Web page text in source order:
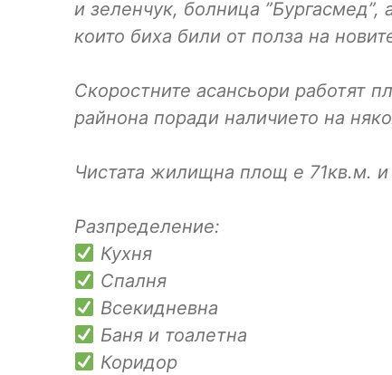
и зеленчук, болница ”Бургасмед”,
които биха били от полза на
Скоростните асансьори работят
райнона поради наличието на
Чистата жилищна площ е 71кв.м.
Разпределение:
Кухня
Спалня
Всекидневна
Баня и тоалетна
Коридор